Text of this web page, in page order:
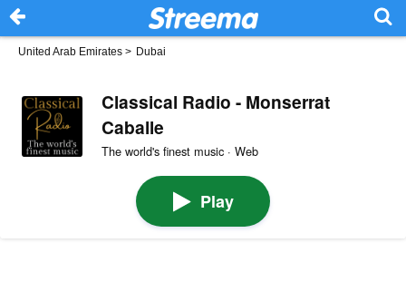
United Arab Emirates > Dubai
Classical Radio - Monserrat
Caballe
The world's finest music · Web
Play